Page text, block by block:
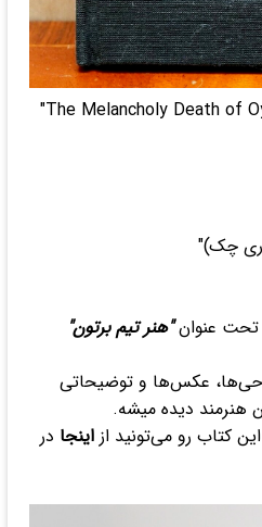
چک)"
"هنر تیم برتون"
عکس‌ها و توضیحاتی
هنرمند دیده میشه.
کتاب رو می‌تونید از اینجا در